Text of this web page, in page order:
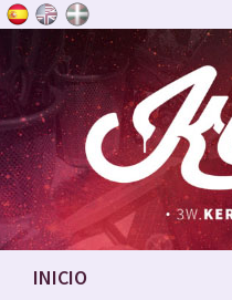
INICIO